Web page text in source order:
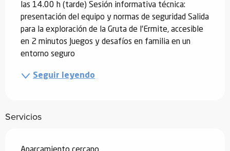
las 14.00 h (tarde) Sesión informativa técnica:
presentación del equipo y normas de seguridad Salida
para la exploración de la Gruta de l'Ermite, accesible
en 2 minutos Juegos y desafíos en familia en un
entorno seguro
Seguir leyendo
Servicios